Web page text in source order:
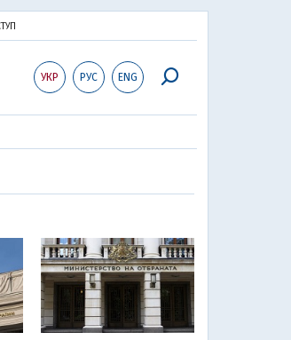
УКР РУС ENG